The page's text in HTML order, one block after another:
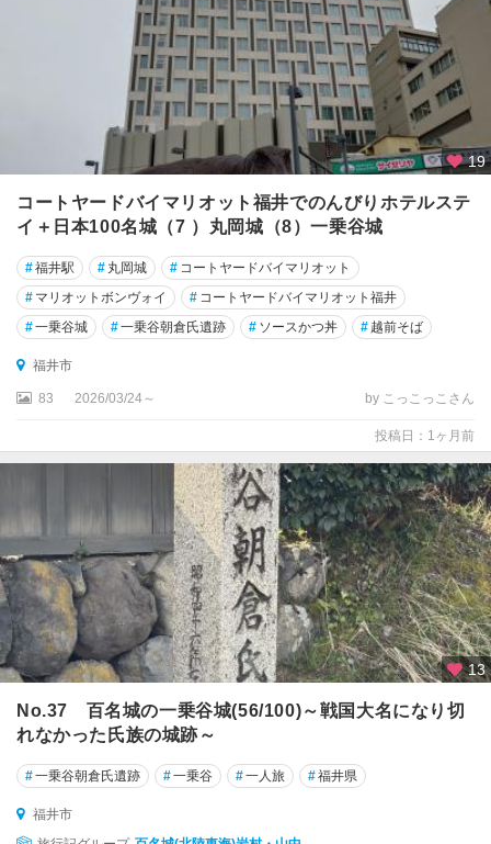
19
コートヤードバイマリオット福井でのんびりホテルステ
イ＋日本100名城（7 ）丸岡城（8）一乗谷城
#福井駅 # 丸岡城 # コートヤードバイマリオット
# マリオットボンヴォイ # コートヤードバイマリオット福井
#一乗谷城 #一乗谷朝倉氏遺跡 # ソースかつ丼 # 越前そば
福井市
83 2026/03/24～ by こっこっこさん
投稿日：1ヶ月前
13
No.37 百名城の一乗谷城(56/100)～戦国大名になり切
れなかった氏族の城跡～
#一乗谷朝倉氏遺跡 #一乗谷 #一人旅 #福井県
福井市